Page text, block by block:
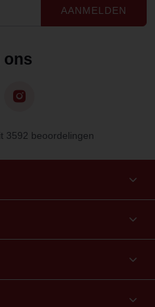
AANMELDEN
ons
3592 beoordelingen